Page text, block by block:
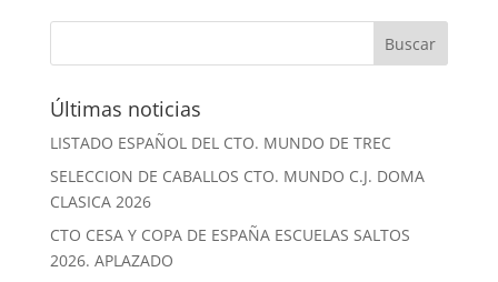
Últimas noticias
LISTADO ESPAÑOL DEL CTO. MUNDO DE TREC
SELECCION DE CABALLOS CTO. MUNDO C.J. DOMA
CLASICA 2026
CTO CESA Y COPA DE ESPAÑA ESCUELAS SALTOS
2026. APLAZADO